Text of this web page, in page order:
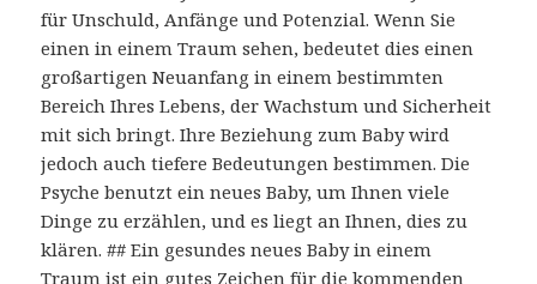
für Unschuld, Anfänge und Potenzial. Wenn Sie
einen in einem Traum sehen, bedeutet dies einen
großartigen Neuanfang in einem bestimmten
Bereich Ihres Lebens, der Wachstum und Sicherheit
mit sich bringt. Ihre Beziehung zum Baby wird
jedoch auch tiefere Bedeutungen bestimmen. Die
Psyche benutzt ein neues Baby, um Ihnen viele
Dinge zu erzählen, und es liegt an Ihnen, dies zu
klären. ## Ein gesundes neues Baby in einem
Traum ist ein gutes Zeichen für die kommenden